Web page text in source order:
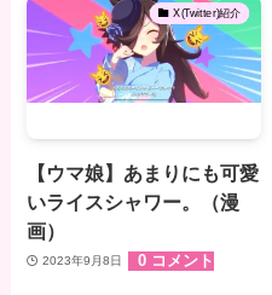
X(Twitter)紹介
【ウマ娘】あまりにも可愛
いライスシャワー。（漫
画）
2023年9月8日 0 コメント